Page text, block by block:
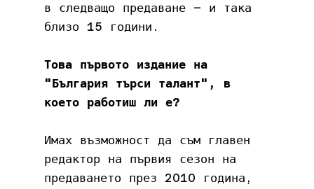
в следващо предаване – и така
близо 15 години.
Това първото издание на
"България търси талант", в
което работиш ли е?
Имах възможност да съм главен
редактор на първия сезон на
предаването през 2010 година,